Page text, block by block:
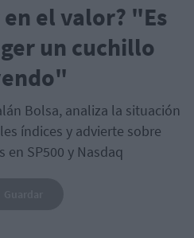
el valor? "Es
un cuchillo
Bolsa, analiza la situación
índices y advierte sobre
en SP500 y Nasdaq